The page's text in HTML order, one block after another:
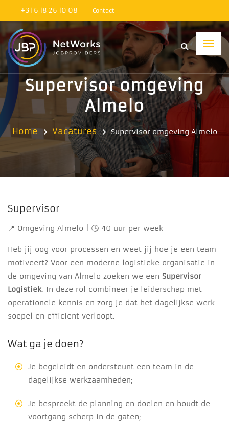
+31 6 18 26 10 08 Contact
Supervisor omgeving
Almelo
Home Vacatures Supervisor omgeving Almelo
Supervisor
📍 Omgeving Almelo | 🕒 40 uur per week
Heb jij oog voor processen en weet jij hoe je een team
motiveert? Voor een moderne logistieke organisatie in
de omgeving van Almelo zoeken we een Supervisor
Logistiek. In deze rol combineer je leiderschap met
operationele kennis en zorg je dat het dagelijkse werk
soepel en efficiënt verloopt.
Wat ga je doen?
Je begeleidt en ondersteunt een team in de
dagelijkse werkzaamheden;
Je bespreekt de planning en doelen en houdt de
voortgang scherp in de gaten;